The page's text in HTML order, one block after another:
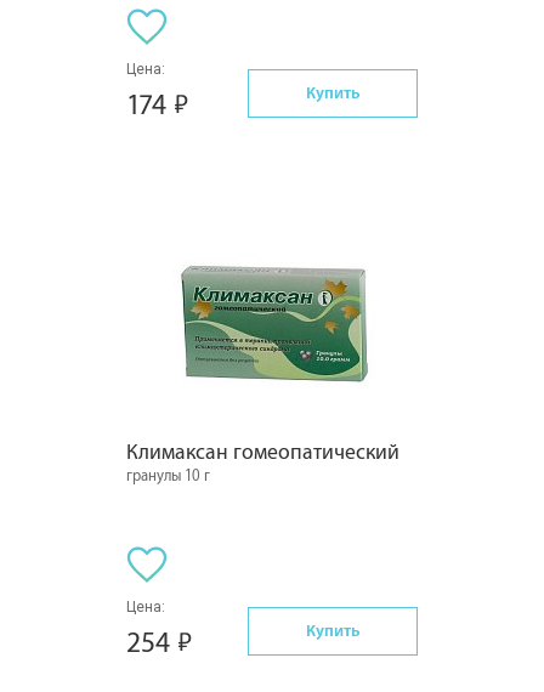
Цена:
174 Купить
Климаксан гомеопатический
гранулы 10 г
Цена:
254 Купить